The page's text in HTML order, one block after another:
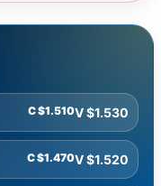
C $1.510V $1.530
C $1.470V $1.520